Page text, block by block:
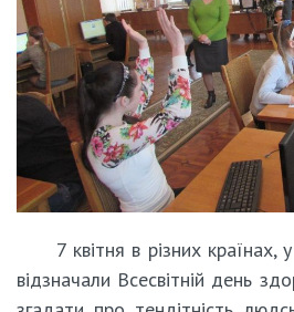
7 квітня в різних країнах,
відзначали Всесвітній день